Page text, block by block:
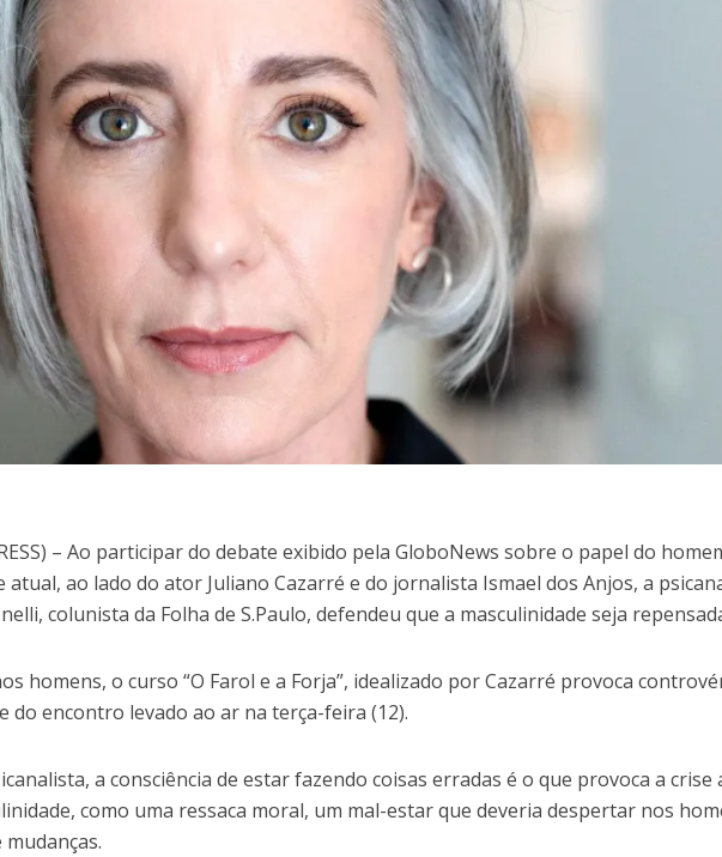
– Ao participar do debate exibido pela GloboNews sobre o papel do
atual, ao lado do ator Juliano Cazarré e do jornalista Ismael dos Anjos, a
colunista da Folha de S.Paulo, defendeu que a masculinidade seja
homens, o curso “O Farol e a Forja”, idealizado por Cazarré provoca
do encontro levado ao ar na terça-feira (12).
a consciência de estar fazendo coisas erradas é o que provoca a crise
como uma ressaca moral, um mal-estar que deveria despertar nos
mudanças.